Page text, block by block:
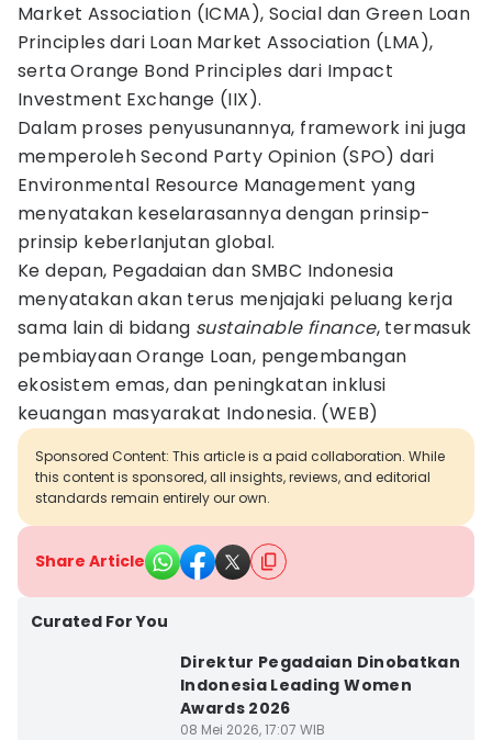
Market Association (ICMA), Social dan Green Loan
Principles dari Loan Market Association (LMA),
serta Orange Bond Principles dari Impact
Investment Exchange (IIX).
Dalam proses penyusunannya, framework ini juga
memperoleh Second Party Opinion (SPO) dari
Environmental Resource Management yang
menyatakan keselarasannya dengan prinsip-
prinsip keberlanjutan global.
Ke depan, Pegadaian dan SMBC Indonesia
menyatakan akan terus menjajaki peluang kerja
sama lain di bidang sustainable finance, termasuk
pembiayaan Orange Loan, pengembangan
ekosistem emas, dan peningkatan inklusi
keuangan masyarakat Indonesia. (WEB)
Sponsored Content: This article is a paid collaboration. While
this content is sponsored, all insights, reviews, and editorial
standards remain entirely our own.
Share Article
Curated For You
Direktur Pegadaian Dinobatkan
Indonesia Leading Women
Awards 2026
08 Mei 2026, 17:07 WIB